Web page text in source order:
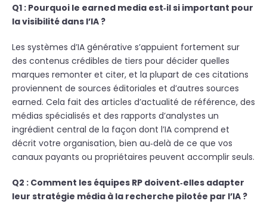
Q1 : Pourquoi le earned media est‑il si important pour
la visibilité dans l’IA ?
Les systèmes d’IA générative s’appuient fortement sur
des contenus crédibles de tiers pour décider quelles
marques remonter et citer, et la plupart de ces citations
proviennent de sources éditoriales et d’autres sources
earned. Cela fait des articles d’actualité de référence, des
médias spécialisés et des rapports d’analystes un
ingrédient central de la façon dont l’IA comprend et
décrit votre organisation, bien au‑delà de ce que vos
canaux payants ou propriétaires peuvent accomplir seuls.
Q2 : Comment les équipes RP doivent‑elles adapter
leur stratégie média à la recherche pilotée par l’IA ?